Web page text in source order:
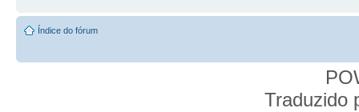
Índice do fórum
Traduzido